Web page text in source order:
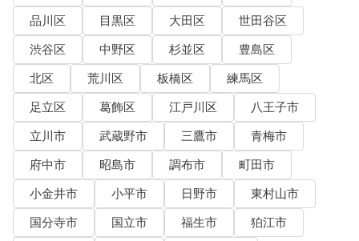
品川区
目黒区 大田区
世田谷区
渋谷区
中野区 杉並区
豊島区
北区
荒川区 板橋区
練馬区
足立区
葛飾区 江戸川区
八王子市
立川市
武蔵野市 三鷹市
青梅市
府中市
昭島市 調布市
町田市
小金井市
小平市 日野市
東村山市
国分寺市
国立市 福生市
狛江市